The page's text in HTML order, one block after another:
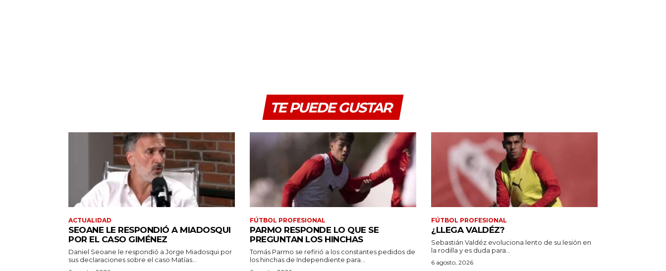
TE PUEDE GUSTAR
ACTUALIDAD
SEOANE LE RESPONDIÓ A MIADOSQUI
POR EL CASO GIMÉNEZ
Daniel Seoane le respondió a Jorge Miadosqui por
sus declaraciones sobre el caso Matías...
FÚTBOL PROFESIONAL
PARMO RESPONDE LO QUE SE
PREGUNTAN LOS HINCHAS
Tomás Parmo se refirió a los constantes pedidos de
los hinchas de Independiente para...
FÚTBOL PROFESIONAL
¿LLEGA VALDÉZ?
Sebastián Valdéz evoluciona lento de su lesión en
la rodilla y es duda para...
6 agosto, 2026